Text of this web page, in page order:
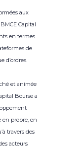
aux
Capital
en termes
de
d’ordres.
et animée
Bourse a
en propre, en
travers des
acteurs